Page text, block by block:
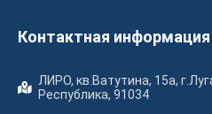
Контактная информация
ЛИРО, кв.Ватутина, 15а,
Республика, 91034